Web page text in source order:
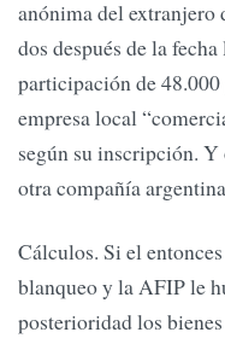
anónima del extranjero
dos después de la
participación de
empresa local
según su inscripción.
otra compañía
Cálculos. Si el
blanqueo y la AFIP le
posterioridad los